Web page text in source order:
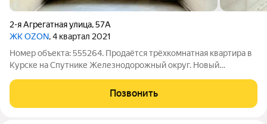
2-я Агрегатная улица,57А
ЖК OZON, 4 квартал 2021
Номер объекта: 555264. Продаётся трёхкомнатная квартира в
Курске на Спутнике Железнодорожный округ. Новый
Вашу недвижимость под реализацию. Квартира с черновой
отделкой, поквартирное отопление, окна и
Позвонить